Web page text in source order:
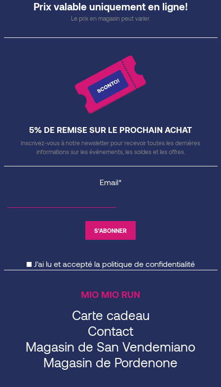
Prix valable uniquement en ligne!
Le prix en magasin peut varier.
5% DE REMISE SUR LE PROCHAIN ACHAT
Inscrivez-vous à notre newsletter pour recevoir toutes les dernières
informations sur les événements, les soldes et les offres.
Email*
J'ai lu et accepté la politique de confidentialité
MIO MIO RUN
Carte cadeau
Contact
Magasin de San Vendemiano
Magasin de Pordenone